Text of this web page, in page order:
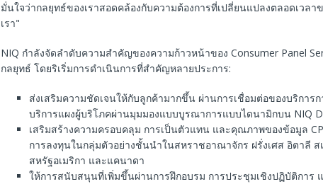
มั่นใจว่ากลยุทธ์ของเราสอดคล้องกับความต้องการที่เปลี่ยนแปลงตลอดเวล
เรา"
NIQ กําลังจัดลําดับความสําคัญของความก้าวหน้าของ Consumer Panel
กลยุทธ์ โดยริเริ่มการดําเนินการที่สําคัญหลายประการ:
ส่งเสริมความชัดเจนให้กับลูกค้ามากขึ้น ผ่านการเชื่อมต่อของบริการ
บริการแผงผู้บริโภคผ่านมุมมองแบบบูรณาการแบบไดนามิกบน NIQ
เสริมสร้างความครอบคลุม การเป็นตัวแทน และคุณภาพของข้อมูล
การลงทุนในกลุ่มตัวอย่างชั้นนําในสหราชอาณาจักร ฝรั่งเศส อิตาลี ส
สหรัฐอเมริกา และแคนาดา
ให้การสนับสนุนที่เพิ่มขึ้นผ่านการฝึกอบรม การประชุมเชิงปฏิบัติการ